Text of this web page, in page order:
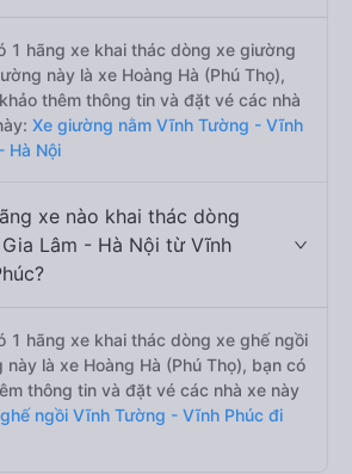
1 hãng xe khai thác dòng xe giường
này là xe Hoàng Hà (Phú Thọ),
thêm thông tin và đặt vé các nhà
Xe giường nằm Vĩnh Tường - Vĩnh
Hà Nội
xe nào khai thác dòng
Lâm - Hà Nội từ Vĩnh
1 hãng xe khai thác dòng xe ghế ngồi
là xe Hoàng Hà (Phú Thọ), bạn có
thông tin và đặt vé các nhà xe này
ngồi Vĩnh Tường - Vĩnh Phúc đi